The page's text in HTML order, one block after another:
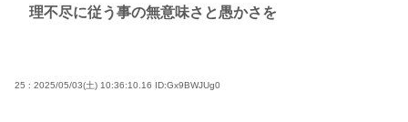
理不尽に従う事の無意味さと愚かさを
25 : 2025/05/03(土) 10:36:10.16 ID:Gx9BWJUg0